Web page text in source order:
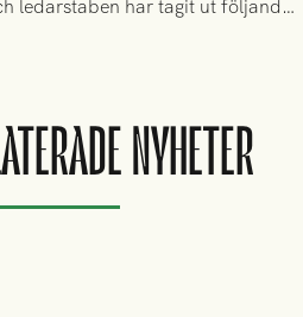
ledarstaben har tagit ut följande
NYHETER